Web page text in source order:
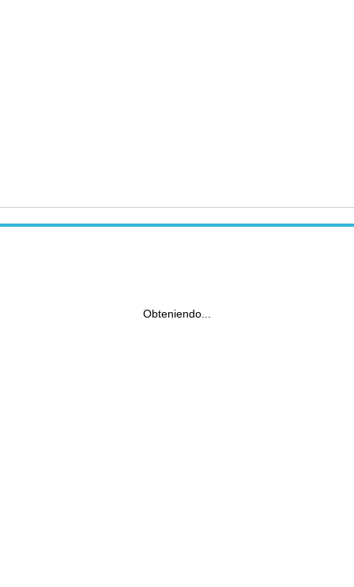
Obteniendo...